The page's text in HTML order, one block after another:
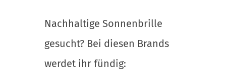
Nachhaltige Sonnenbrille
gesucht? Bei diesen Brands
werdet ihr fündig: